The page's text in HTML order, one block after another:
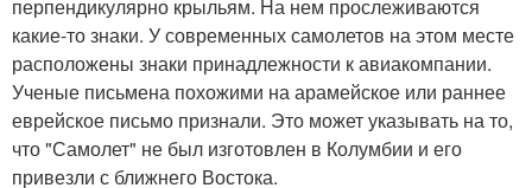
перпендикулярно крыльям. На нем прослеживаются
какие-то знаки. У современных самолетов на этом месте
расположены знаки принадлежности к авиакомпании.
Ученые письмена похожими на арамейское или раннее
еврейское письмо признали. Это может указывать на то,
что "Самолет" не был изготовлен в Колумбии и его
привезли с ближнего Востока.